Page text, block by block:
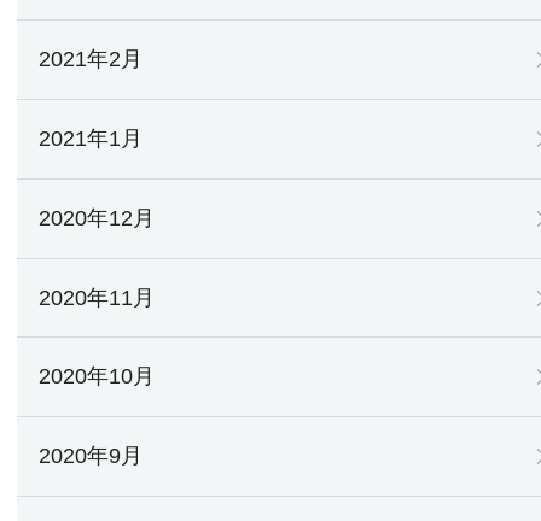
2021年2月
2021年1月
2020年12月
2020年11月
2020年10月
2020年9月